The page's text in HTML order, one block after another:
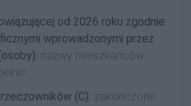
od 2026 roku zgodnie
wprowadzonymi przez
nazwy mieszkańców
(C): zakończone